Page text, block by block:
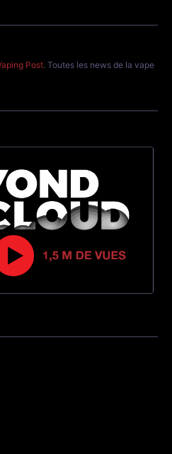
Post. Toutes les news de la vape